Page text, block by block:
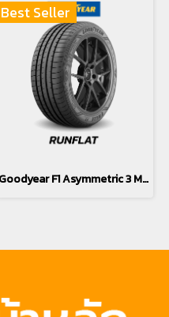
Best Seller
Goodyear F1 Asymmetric 3 MOE *Runflat 245/40R19